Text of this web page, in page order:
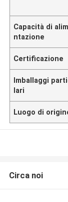
Capacità di
ntazione
Certificazione
Imballaggi
lari
Luogo di
Circa noi